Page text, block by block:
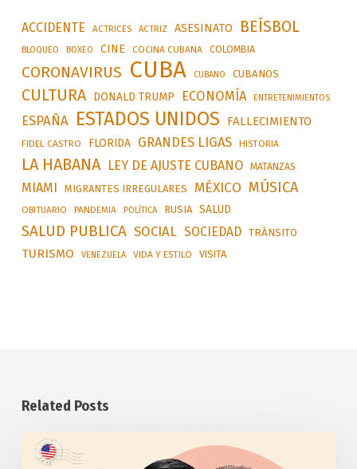
ACCIDENTE ACTRICES ACTRIZ ASESINATO BEÍSBOL
BLOQUEO BOXEO CINE COCINA CUBANA COLOMBIA
CORONAVIRUS CUBA CUBANO CUBANOS
CULTURA DONALD TRUMP ECONOMÍA ENTRETENIMIENTOS
ESPAÑA ESTADOS UNIDOS FALLECIMIENTO
FIDEL CASTRO FLORIDA GRANDES LIGAS HISTORIA
LA HABANA LEY DE AJUSTE CUBANO MATANZAS
MIAMI MIGRANTES IRREGULARES MÉXICO MÚSICA
OBITUARIO PANDEMIA POLÍTICA RUSIA SALUD
SALUD PUBLICA SOCIAL SOCIEDAD TRÁNSITO
TURISMO VENEZUELA VIDA Y ESTILO VISITA
Related Posts
Anuncia
Estados